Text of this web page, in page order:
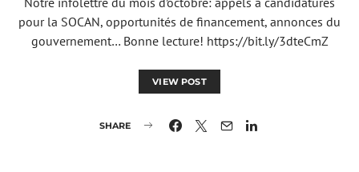
pour la SOCAN, opportunités de financement, annonces du
gouvernement… Bonne lecture! https://bit.ly/3dteCmZ
VIEW POST
SHARE